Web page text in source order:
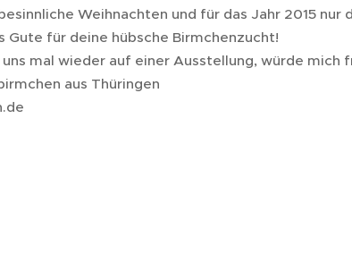
Weihnachten und für das Jahr 2015 nur
Gute für deine hübsche Birmchenzucht!
mal wieder auf einer Ausstellung, würde mich
aus Thüringen